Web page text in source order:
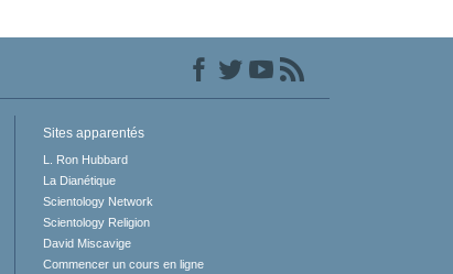
Sites apparentés
L. Ron Hubbard
La Dianétique
Scientology Network
Scientology Religion
David Miscavige
Commencer un cours en ligne